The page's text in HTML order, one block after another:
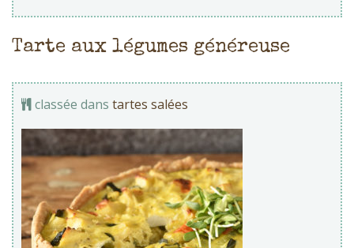
Tarte aux légumes généreuse
classée dans tartes salées